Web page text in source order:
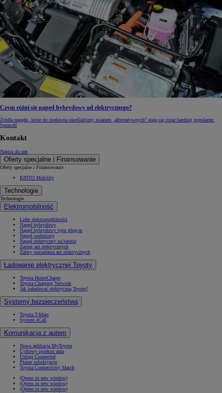
Czym różni się napęd hybrydowy od elektrycznego?
Źródła napędu, które do niedawna określaliśmy mianem „alternatywnych” stają się coraz bardziej popularne.
Sprawdź
Kontakt
Napisz do nas
Oferty specjalne i Finansowanie
Oferty specjalne i Finansowanie
KINTO Mobility
Technologie
Technologie
Elektromobilność
Lider elektromobilności
Napęd hybrydowy
Napęd hybrydowy typu plug-in
Napęd wodorowy
Napęd elektryczny na baterię
Zasięg aut elektrycznych
Zalety posiadania aut elektrycznych
Ładowanie elektrycznej Toyoty
Toyota HomeCharge
Toyota Charging Network
Jak naładować elektryczną Toyotę?
Systemy bezpieczeństwa
Toyota T-Mate
System eCall
Komunikacja z autem
Nowa aplikacja MyToyota
Cyfrowy opiekun auta
Usługi Connected
Płatne subskrypcje
Toyota Connectivity Match
(Opens in new window)
(Opens in new window)
(Opens in new window)